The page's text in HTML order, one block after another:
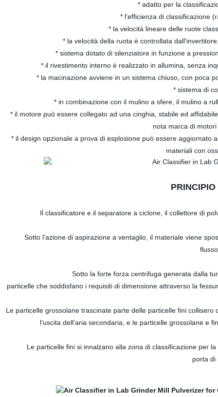
* adatto per la
* l'efficienza di classificazione
* la velocità lineare delle ruote
* la velocità della ruota è controllata
* sistema dotato di silenziatore in funzione a
* il rivestimento interno è realizzato in allumina, senza
* la macinazione avviene in un sistema chiuso, con poca
* sistema di
* in combinazione con il mulino a sfere, il mulino a
* il motore può essere collegato ad una cinghia, stabile ed
nota marca di
* il design opzionale a prova di esplosione può essere aggiornato
materiali con
Il classificatore e il separatore a ciclone, il collettore di
Sotto l'azione di aspirazione a ventaglio, il materiale viene
Sotto la forte forza centrifuga generata dalla
particelle che soddisfano i requisiti di dimensione attraverso la
Le particelle grossolane trascinate parte delle particelle fini
l'uscita dell'aria secondaria, e le particelle grossolane e
Le particelle fini si innalzano alla zona di classificazione per
porta di